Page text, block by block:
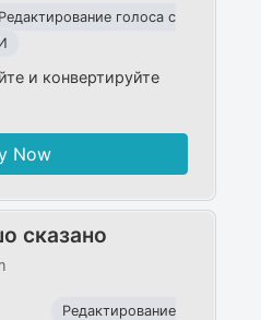
Редактирование голоса с
и конвертируйте
Now
сказано
Редактирование